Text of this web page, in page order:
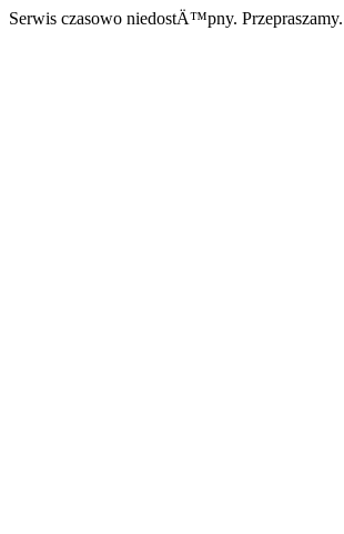
Serwis czasowo niedostÄ™pny. Przepraszamy.